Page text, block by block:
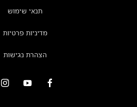
תנאי שימוש
מדיניות פרטיות
הצהרת נגישות